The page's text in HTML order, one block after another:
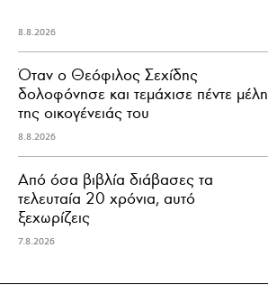
8.8.2026
Όταν ο Θεόφιλος Σεχίδης
δολοφόνησε και τεμάχισε πέντε μέλη
της οικογένειάς του
8.8.2026
Από όσα βιβλία διάβασες τα
τελευταία 20 χρόνια, αυτό
ξεχωρίζεις
7.8.2026